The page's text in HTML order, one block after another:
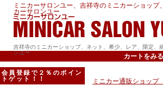
ミニカーサロンユー、吉祥寺のミニカーショッ
カーサロンユー
吉祥寺のミニカーショップ、ネット、希少、レア、限定、
ンユー
カートをみる
会員登録で２％のポイン
トゲット！！
ミニカー通販ショッ